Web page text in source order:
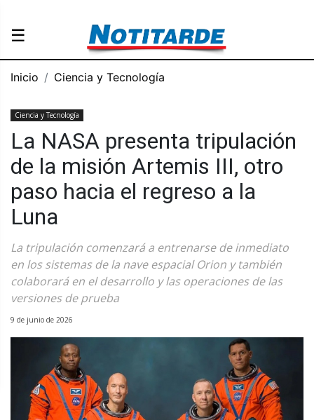
☰
Inicio Ciencia y Tecnología
Ciencia y Tecnología
La NASA presenta tripulación
de la misión Artemis III, otro
paso hacia el regreso a la
Luna
La tripulación comenzará a entrenarse de inmediato
en los sistemas de la nave espacial Orion y también
colaborará en el desarrollo y las operaciones de las
versiones de prueba
9 de junio de 2026